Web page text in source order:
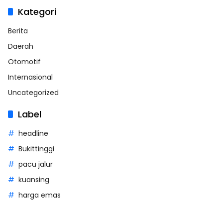
Kategori
Berita
Daerah
Otomotif
Internasional
Uncategorized
Label
headline
Bukittinggi
pacu jalur
kuansing
harga emas